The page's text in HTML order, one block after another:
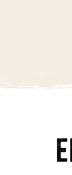
Préparation :